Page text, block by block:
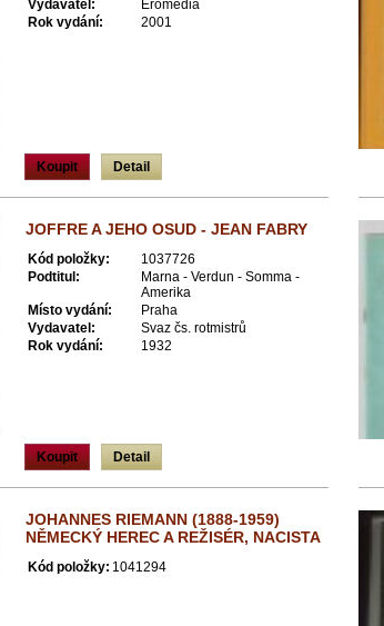
Vydavatel:
Eromedia
Rok vydání:
2001
Koupit Detail
JOFFRE A JEHO OSUD - JEAN FABRY
Kód položky:
1037726
Podtitul:
Marna - Verdun - Somma -
Amerika
Místo vydání:
Praha
Vydavatel:
Svaz čs. rotmistrů
Rok vydání:
1932
Koupit Detail
JOHANNES RIEMANN (1888-1959)
NĚMECKÝ HEREC A REŽISÉR, NACISTA
Kód položky: 1041294